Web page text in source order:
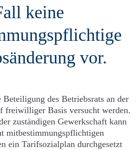
keine
vor.
Beteiligung des Betriebsrats an der
freiwilliger Basis versucht werden.
zuständigen Gewerkschaft kann
mitbestimmungspflichtigen
ein Tarifsozialplan durchgesetzt